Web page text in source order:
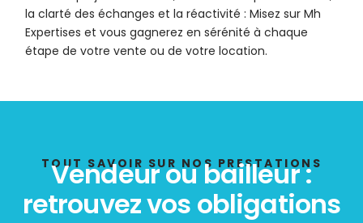
la clarté des échanges et la réactivité : Misez sur Mh
Expertises et vous gagnerez en sérénité à chaque
étape de votre vente ou de votre location.
TOUT SAVOIR SUR NOS PRESTATIONS
Vendeur ou bailleur :
retrouvez vos obligations